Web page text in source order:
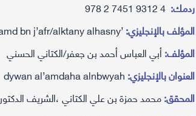
ردمك: 4 9312 7451 2 978
المؤلف بالإنجليزي:’aby al’abas ’ahamd bn j’afr/alktany alhasny
المؤلف:أبي العباس أحمد بن جعفر/الكتاني الحسني
العنوان بالإنجليزي:
المحقق:محمد حمزة بن علي الكتاني ،الشريف الدكتور